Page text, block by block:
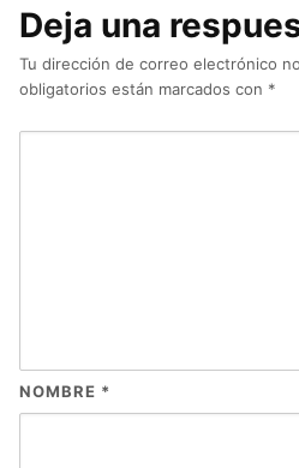
Deja una
Tu dirección de correo electrónico
obligatorios están marcados con *
NOMBRE *